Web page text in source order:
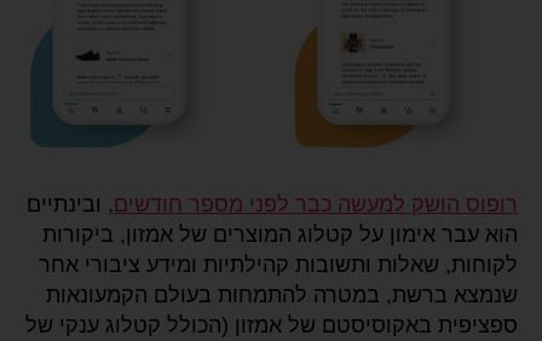
רופוס הושק למעשה כבר לפני מספר חודשים , ובינתיים
הוא עבר אימון על קטלוג המוצרים של אמזון, ביקורות
לקוחות, שאלות ותשובות קהילתיות ומידע ציבורי אחר
שנמצא ברשת, במטרה להתמחות בעולם הקמעונאות
ספציפית באקוסיסטם של אמזון (הכולל קטלוג ענקי של